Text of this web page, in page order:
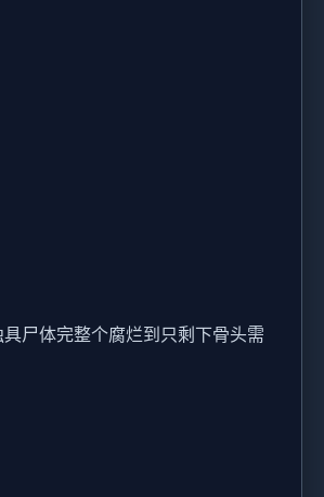
具尸体完整个腐烂到只剩下骨头需